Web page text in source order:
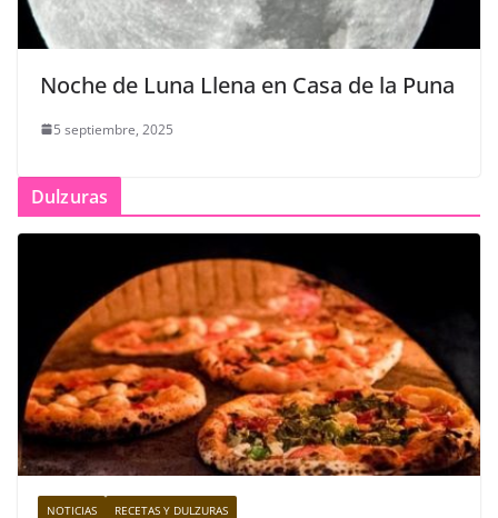
Noche de Luna Llena en Casa de la Puna
5 septiembre, 2025
Dulzuras
NOTICIAS RECETAS Y DULZURAS